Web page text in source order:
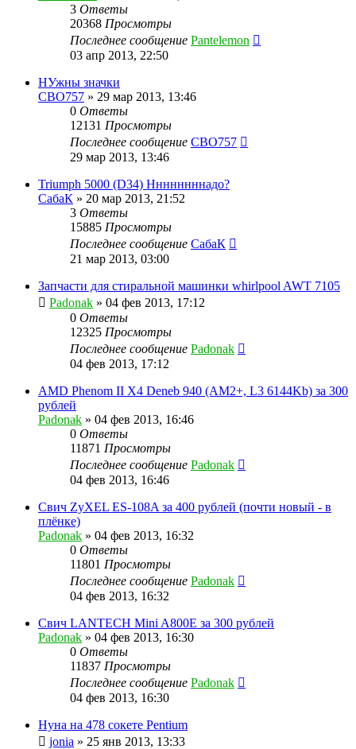
3 Ответы
20368 Просмотры
Последнее сообщение Pantelemon
03 апр 2013, 22:50
НУжны значки
CBO757 » 29 мар 2013, 13:46
0 Ответы
12131 Просмотры
Последнее сообщение CBO757
29 мар 2013, 13:46
Triumph 5000 (D34) Ннннннннадо?
СабаК » 20 мар 2013, 21:52
3 Ответы
15885 Просмотры
Последнее сообщение СабаК
21 мар 2013, 03:00
Запчасти для стиральной машинки whirlpool AWT 7105
Padonak » 04 фев 2013, 17:12
0 Ответы
12325 Просмотры
Последнее сообщение Padonak
04 фев 2013, 17:12
AMD Phenom II X4 Deneb 940 (AM2+, L3 6144Kb) за 300
рублей
Padonak » 04 фев 2013, 16:46
0 Ответы
11871 Просмотры
Последнее сообщение Padonak
04 фев 2013, 16:46
Свич ZyXEL ES-108A за 400 рублей (почти новый - в
плёнке)
Padonak » 04 фев 2013, 16:32
0 Ответы
11801 Просмотры
Последнее сообщение Padonak
04 фев 2013, 16:32
Свич LANTECH Mini A800E за 300 рублей
Padonak » 04 фев 2013, 16:30
0 Ответы
11837 Просмотры
Последнее сообщение Padonak
04 фев 2013, 16:30
Нуна на 478 сокете Pentium
jonia » 25 янв 2013, 13:33